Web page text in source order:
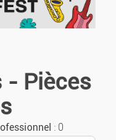
- Pièces
: 0